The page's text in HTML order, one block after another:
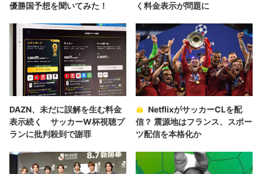
優勝国予想を聞いてみた！
く料金表示が問題に
DAZN、未だに誤解を生む料金
表示続く サッカーW杯視聴プ
ランに批判殺到で謝罪
NetflixがサッカーCLを配
信？ 震源地はフランス、スポー
ツ配信を本格化か